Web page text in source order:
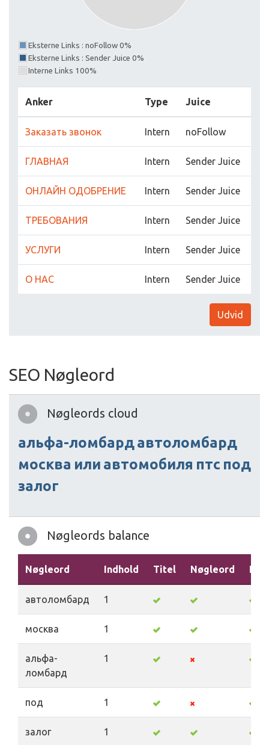
Eksterne Links : noFollow 0%
Eksterne Links : Sender Juice 0%
Interne Links 100%
Anker Type Juice
Заказать звонок Intern noFollow
ГЛАВНАЯ Intern Sender Juice
ОНЛАЙН ОДОБРЕНИЕ Intern Sender Juice
ТРЕБОВАНИЯ Intern Sender Juice
УСЛУГИ Intern Sender Juice
О НАС Intern Sender Juice
Udvid
SEO Nøgleord
Nøgleords cloud
альфа-ломбардавтоломбард
москва или автомобиля птс под
залог
Nøgleords balance
Nøgleord Indhold Titel Nøgleord
автоломбард 1
москва 1
альфа-
ломбард
1
под 1
залог 1